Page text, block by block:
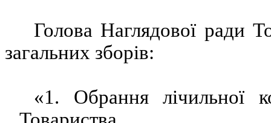
Голова Наглядової ради
загальних зборів:
«1. Обрання лічильної